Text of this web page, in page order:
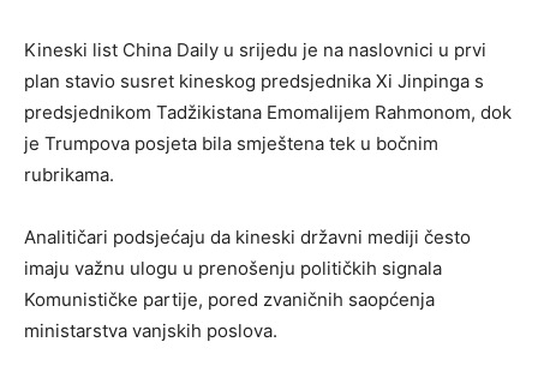
Kineski list China Daily u srijedu je na naslovnici u prvi
plan stavio susret kineskog predsjednika Xi Jinpinga s
predsjednikom Tadžikistana Emomalijem Rahmonom, dok
je Trumpova posjeta bila smještena tek u bočnim
rubrikama.
Analitičari podsjećaju da kineski državni mediji često
imaju važnu ulogu u prenošenju političkih signala
Komunističke partije, pored zvaničnih saopćenja
ministarstva vanjskih poslova.